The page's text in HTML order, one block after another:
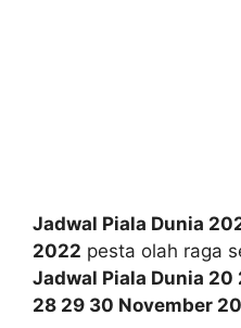
Jadwal Piala Dunia
2022 pesta olah raga
Jadwal Piala Dunia 20
28 29 30 November